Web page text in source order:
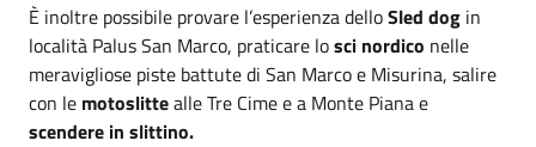
È inoltre possibile provare l’esperienza delloSled dog in
località Palus San Marco, praticare losci nordico nelle
meravigliose piste battute di San Marco e Misurina, salire
con le motoslittealle Tre Cime e a Monte Piana e
scendere in slittino.